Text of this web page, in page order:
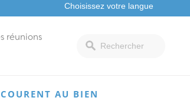
réunions
AU BIEN